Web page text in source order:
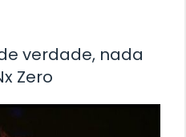
verdade, nada
Zero